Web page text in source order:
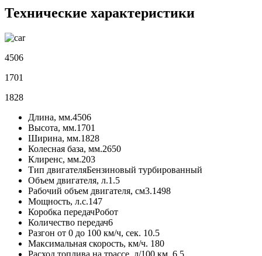
Технические характеристики
4506
1701
1828
Длина, мм.4506
Высота, мм.1701
Ширина, мм.1828
Колесная база, мм.2650
Клиренс, мм.203
Тип двигателяБензиновый турбированный
Объем двигателя, л.1.5
Рабочий объем двигателя, см3.1498
Мощность, л.с.147
Коробка передачРобот
Количество передач6
Разгон от 0 до 100 км/ч, сек. 10.5
Максимальная скорость, км/ч. 180
Расход топлива на трассе, л/100 км. 6.5